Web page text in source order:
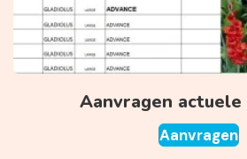
Aanvragen
Aanvragen